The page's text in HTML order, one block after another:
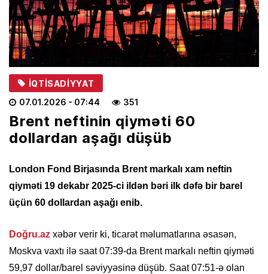
İQTISADIYYAT
07.01.2026 - 07:44 351
Brent neftinin qiyməti 60
dollardan aşağı düşüb
London Fond Birjasında Brent markalı xam neftin
qiyməti 19 dekabr 2025-ci ildən bəri ilk dəfə bir barel
üçün 60 dollardan aşağı enib.
Doğru.az xəbər verir ki, ticarət məlumatlarına əsasən,
Moskva vaxtı ilə saat 07:39-da Brent markalı neftin qiyməti
59,97 dollar/barel səviyyəsinə düşüb. Saat 07:51-ə olan